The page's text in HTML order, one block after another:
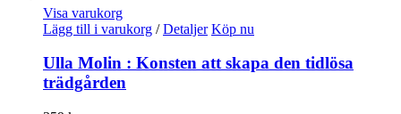
Visa varukorg
Lägg till i varukorg / Detaljer Köp nu
Ulla Molin : Konsten att skapa den tidlösa
trädgården